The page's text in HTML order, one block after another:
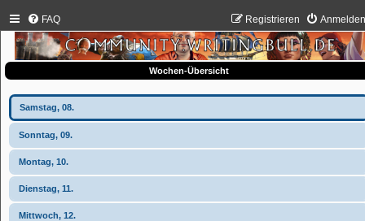
FAQ Registrieren
Wochen-Übersicht
Samstag, 08.
Sonntag, 09.
Montag, 10.
Dienstag, 11.
Mittwoch, 12.